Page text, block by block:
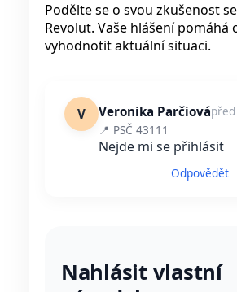
Podělte se o svou zkušenost
Revolut. Vaše hlášení pomáhá
vyhodnotit aktuální situaci.
V Veronika Parčiová
📍 PSČ 43111
Nejde mi se přihlásit
Odpovědět
Nahlásit vlastní